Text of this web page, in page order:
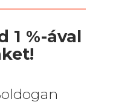
1 %-ával